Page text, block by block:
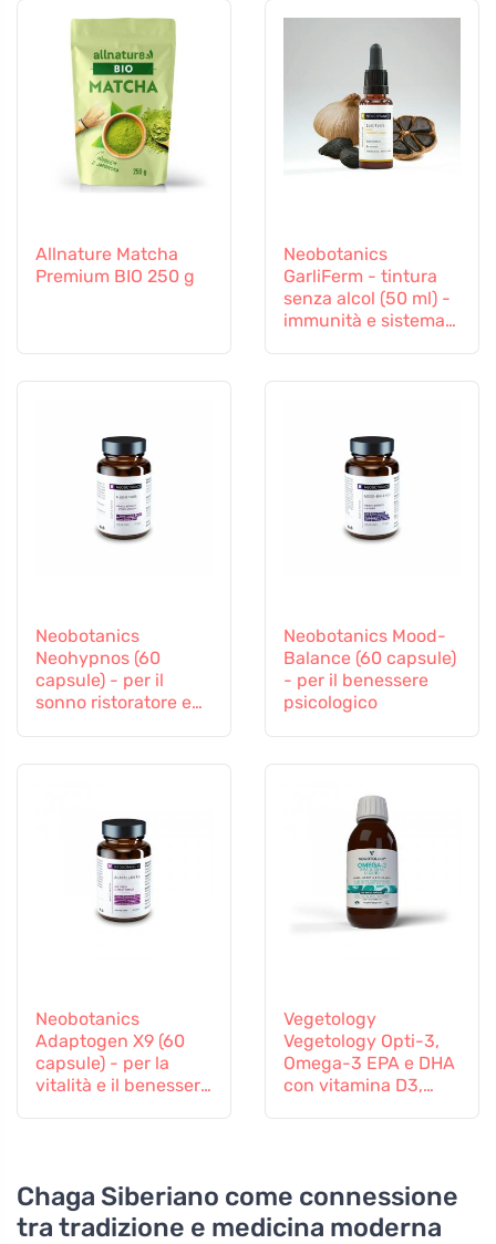
Allnature Matcha
Premium BIO 250 g
Neobotanics
GarliFerm - tintura
senza alcol (50 ml) -
immunità e sistema
Neobotanics
Neohypnos (60
capsule) - per il
sonno ristoratore e
Neobotanics Mood-
Balance (60 capsule)
- per il benessere
psicologico
Neobotanics
Adaptogen X9 (60
capsule) - per la
vitalità e il benessere
Vegetology
Vegetology Opti-3,
Omega-3 EPA e DHA
con vitamina D3,
Chaga Siberiano come connessione
tra tradizione e medicina moderna